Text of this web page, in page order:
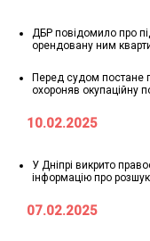
ДБР повідомило про
орендовану ним
Перед судом постане
охороняв окупаційну
10.02.2025
У Дніпрі викрито
інформацію про
07.02.2025